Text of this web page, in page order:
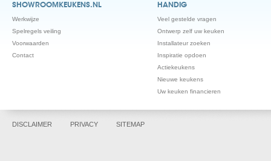
SHOWROOMKEUKENS.NL
Werkwijze
Spelregels veiling
Voorwaarden
Contact
HANDIG
Veel gestelde vragen
Ontwerp zelf uw keuken
Installateur zoeken
Inspiratie opdoen
Actiekeukens
Nieuwe keukens
Uw keuken financieren
DISCLAIMER PRIVACY SITEMAP